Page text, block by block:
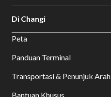
Di Changi
Peta
Panduan Terminal
Transportasi & Penunjuk Arah
Bantuan Khusus